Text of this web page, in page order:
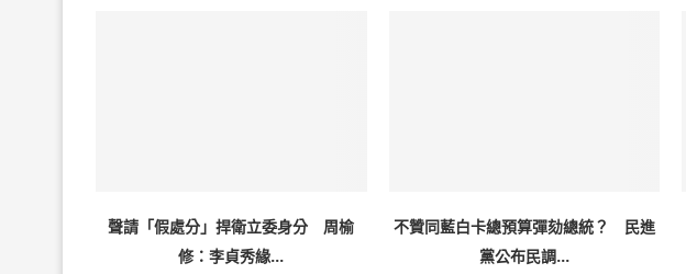
聲請「假處分」捍衛立委身分 周榆
修：李貞秀緣...
不贊同藍白卡總預算彈劾總統？ 民進
黨公布民調...